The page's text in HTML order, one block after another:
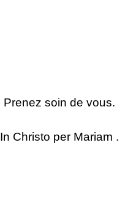
Prenez soin de vous.
In Christo per Mariam .